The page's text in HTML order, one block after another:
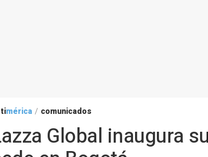
mérica / comunicados
Global inaugura